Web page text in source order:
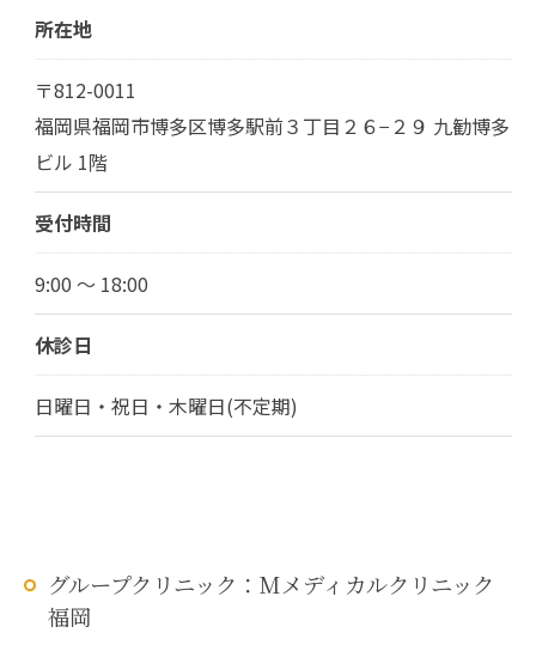
所在地
〒812-0011
福岡県福岡市博多区博多駅前３丁目２６−２９ 九勧博多
ビル 1階
受付時間
9:00 ～ 18:00
休診日
日曜日・祝日・木曜日(不定期)
グループクリニック：Mメディカルクリニック
福岡